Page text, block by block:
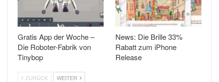
Gratis App der Woche –
Die Roboter-Fabrik von
Tinybop
News: Die Brille 33%
Rabatt zum iPhone
Release
ZURÜCK WEITER